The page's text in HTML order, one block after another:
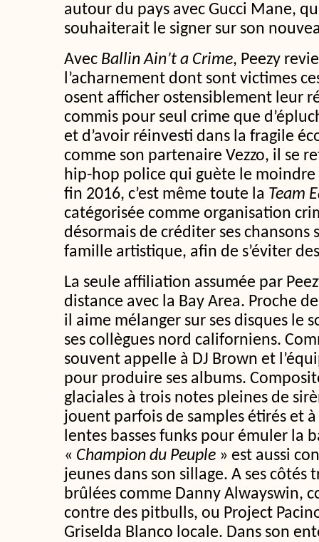
autour du pays avec Gucci Mane,
souhaiterait le signer sur son
Avec Ballin Ain’t a Crime, Peezy
l’acharnement dont sont victimes
osent afficher ostensiblement leur
commis pour seul crime que
et d’avoir réinvesti dans la fragile
comme son partenaire Vezzo, il se
hip-hop police qui guète le moindre
fin 2016, c’est même toute la Team
catégorisée comme organisation
désormais de créditer ses chansons
famille artistique, afin de s’éviter
La seule affiliation assumée par
distance avec la Bay Area. Proche
il aime mélanger sur ses disques le
ses collègues nord californiens.
souvent appelle à DJ Brown et
pour produire ses albums.
glaciales à trois notes pleines de
jouent parfois de samples étirés et
lentes basses funks pour émuler la
« Champion du Peuple » est aussi
jeunes dans son sillage. A ses
brûlées comme Danny Alwayswin,
contre des pitbulls, ou Project
Griselda Blanco locale. Dans son